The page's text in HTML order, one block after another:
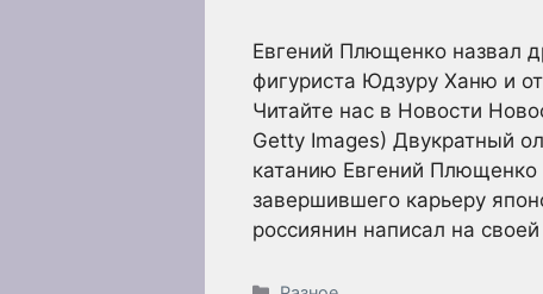
Евгений Плющенко назвал
фигуриста Юдзуру Ханю и
Читайте нас в Новости
Getty Images) Двукратный
катанию Евгений
завершившего карьеру
россиянин написал на